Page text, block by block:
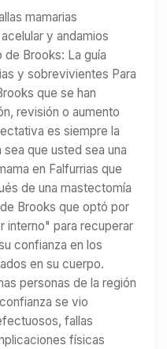
mamarias
y andamios
Brooks: La guía
y sobrevivientes Para
que se han
revisión o aumento
es siempre la
que usted sea una
en Falfurrias que
de una mastectomía
Brooks que optó por
interno" para recuperar
confianza en los
en su cuerpo.
personas de la región
se vio
fallas
físicas